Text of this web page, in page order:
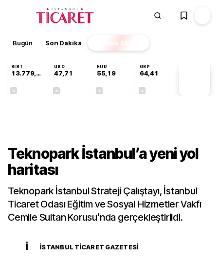
Bugün Son Dakika Finans EKSTRA
BIST
13.779,39
USD
47,71
EUR
55,19
GBP
64,41
Teknopark İstanbul’a yeni yol
haritası
Teknopark İstanbul Strateji Çalıştayı, İstanbul
Ticaret Odası Eğitim ve Sosyal Hizmetler Vakfı
Cemile Sultan Korusu’nda gerçekleştirildi.
İ İSTANBUL TICARET GAZETESI